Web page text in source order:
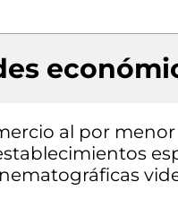
al por